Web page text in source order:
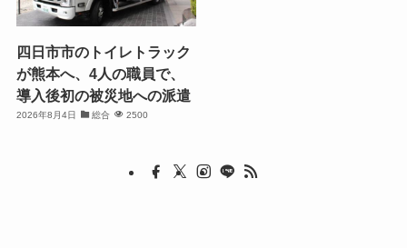
四日市市のトイレトラック
が熊本へ、4人の職員で、
導入後初の被災地への派遣
2026年8月4日 総合 2500